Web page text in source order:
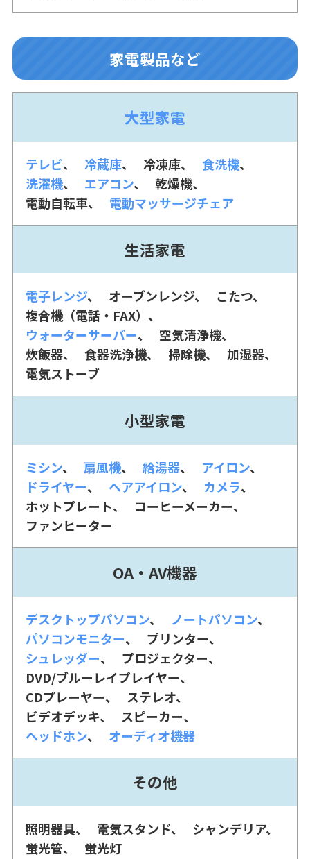
家電製品など
大型家電
テレビ 冷蔵庫 冷凍庫
食洗機
洗濯機
エアコン
乾燥機
電動自転車
電動マッサージチェア
生活家電
電子レンジ オーブンレンジ
こたつ
複合機（電話・FAX）
ウォーターサーバー
空気清浄機
炊飯器
食器洗浄機 掃除機
加湿器
電気ストーブ
小型家電
ミシン 扇風機 給湯器
アイロン
ドライヤー
ヘアアイロン
カメラ
ホットプレート
コーヒーメーカー
ファンヒーター
OA・AV機器
デスクトップパソコン
ノートパソコン
パソコンモニター
プリンター
シュレッダー
プロジェクター
DVD/ブルーレイプレイヤー
CDプレーヤー
ステレオ
ビデオデッキ
スピーカー
ヘッドホン
オーディオ機器
その他
照明器具 電気スタンド
シャンデリア
蛍光管
蛍光灯